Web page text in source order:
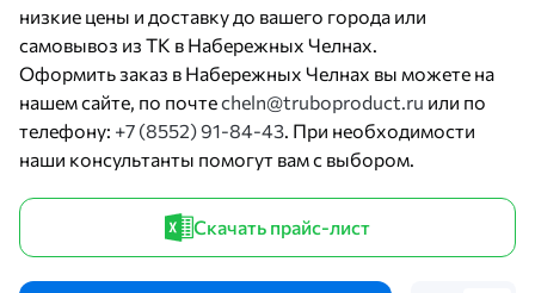
низкие цены и доставку до вашего города или
самовывоз из ТК в Набережных Челнах.
Оформить заказ в Набережных Челнах вы можете на
нашем сайте, по почтеcheln@truboproduct.ru или по
телефону: +7 (8552) 91-84-43. При необходимости
наши консультанты помогут вам с выбором.
Скачать прайс-лист